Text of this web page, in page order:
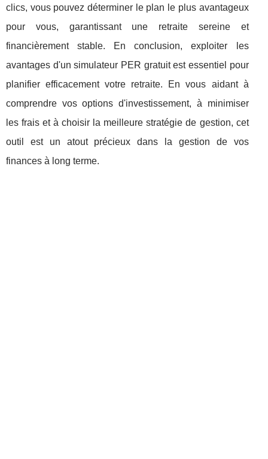
clics, vous pouvez déterminer le plan le plus avantageux
pour vous, garantissant une retraite sereine et
financièrement stable. En conclusion, exploiter les
avantages d'un simulateur PER gratuit est essentiel pour
planifier efficacement votre retraite. En vous aidant à
comprendre vos options d'investissement, à minimiser
les frais et à choisir la meilleure stratégie de gestion, cet
outil est un atout précieux dans la gestion de vos
finances à long terme.